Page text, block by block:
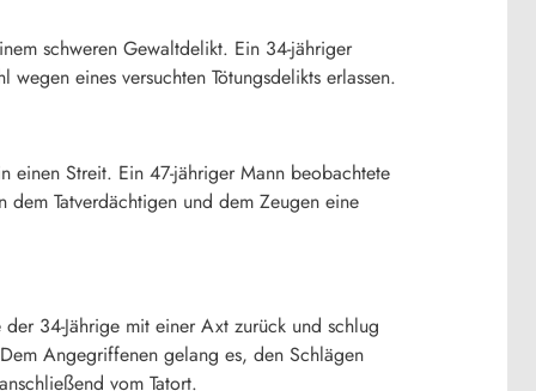
schweren Gewaltdelikt. Ein 34-jähriger
eines versuchten Tötungsdelikts erlassen.
einen Streit. Ein 47-jähriger Mann beobachtete
Tatverdächtigen und dem Zeugen eine
34-Jährige mit einer Axt zurück und schlug
Angegriffenen gelang es, den Schlägen
vom Tatort.